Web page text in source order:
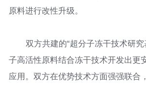
原料进行改性升级。
双方共建的“超分子冻干技术研
子高活性原料结合冻干技术开发出更
应用。双方在优势技术方面强强联合